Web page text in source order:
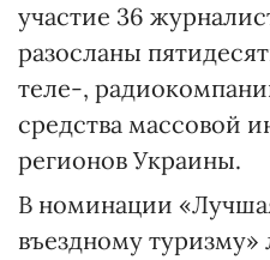
участие 36
разосланы
теле-,
средства массовой
регионов Украины.
В номинации
въездному